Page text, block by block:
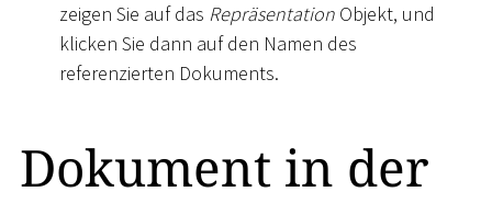
zeigen Sie auf das Repräsentation Objekt, und
klicken Sie dann auf den Namen des
referenzierten Dokuments.
Dokument in der